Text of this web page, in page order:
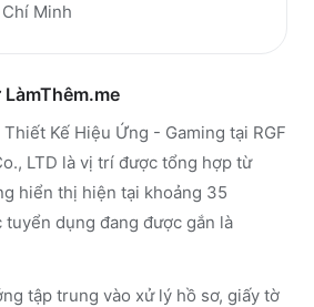
Minh
Kế Hiệu Ứng - Gaming tại RGF
LTD là vị trí được tổng hợp từ
hiển thị hiện tại khoảng 35
dụng đang được gắn là
tập trung vào xử lý hồ sơ, giấy tờ